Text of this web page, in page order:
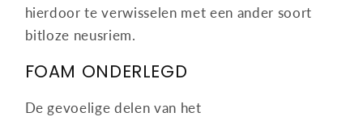
hierdoor te verwisselen met een ander soort
bitloze neusriem.
FOAM ONDERLEGD
De gevoelige delen van het